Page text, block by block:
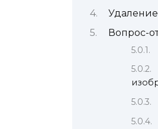
Вопрос-